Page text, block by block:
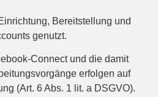
Bereitstellung und
genutzt.
Connect und die damit
erfolgen auf
(Art. 6 Abs. 1 lit. a DSGVO).